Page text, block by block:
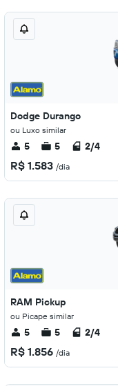
Dodge Durango
ou Luxo similar
5 5 2/4
R$ 1.583 /dia
RAM Pickup
ou Picape similar
5 5 2/4
R$ 1.856 /dia